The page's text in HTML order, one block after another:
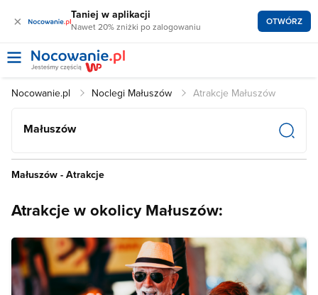
× Taniej w aplikacji
Nawet 20% zniżki po zalogowaniu OTWÓRZ
Nocowanie.pl Noclegi Małuszów Atrakcje Małuszów
Małuszów
Małuszów - Atrakcje
Atrakcje w okolicy Małuszów: